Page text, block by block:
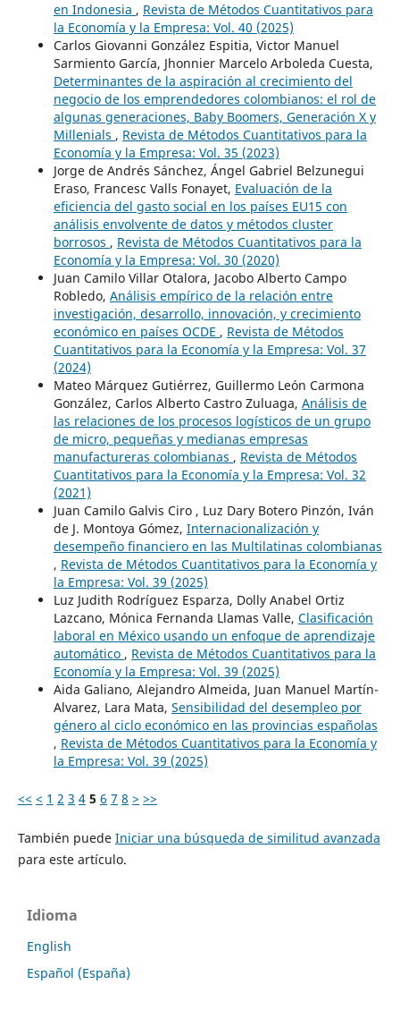
en Indonesia , Revista de Métodos Cuantitativos para
la Economía y la Empresa: Vol. 40 (2025)
Carlos Giovanni González Espitia, Victor Manuel
Sarmiento García, Jhonnier Marcelo Arboleda Cuesta,
Determinantes de la aspiración al crecimiento del
negocio de los emprendedores colombianos: el rol de
algunas generaciones, Baby Boomers, Generación X y
Millenials , Revista de Métodos Cuantitativos para la
Economía y la Empresa: Vol. 35 (2023)
Jorge de Andrés Sánchez, Ángel Gabriel Belzunegui
Eraso, Francesc Valls Fonayet, Evaluación de la
eficiencia del gasto social en los países EU15 con
análisis envolvente de datos y métodos cluster
borrosos , Revista de Métodos Cuantitativos para la
Economía y la Empresa: Vol. 30 (2020)
Juan Camilo Villar Otalora, Jacobo Alberto Campo
Robledo, Análisis empírico de la relación entre
investigación, desarrollo, innovación, y crecimiento
económico en países OCDE , Revista de Métodos
Cuantitativos para la Economía y la Empresa: Vol. 37
(2024)
Mateo Márquez Gutiérrez, Guillermo León Carmona
González, Carlos Alberto Castro Zuluaga, Análisis de
las relaciones de los procesos logísticos de un grupo
de micro, pequeñas y medianas empresas
manufactureras colombianas , Revista de Métodos
Cuantitativos para la Economía y la Empresa: Vol. 32
(2021)
Juan Camilo Galvis Ciro , Luz Dary Botero Pinzón, Iván
de J. Montoya Gómez, Internacionalización y
desempeño financiero en las Multilatinas colombianas
, Revista de Métodos Cuantitativos para la Economía y
la Empresa: Vol. 39 (2025)
Luz Judith Rodríguez Esparza, Dolly Anabel Ortiz
Lazcano, Mónica Fernanda Llamas Valle, Clasificación
laboral en México usando un enfoque de aprendizaje
automático , Revista de Métodos Cuantitativos para la
Economía y la Empresa: Vol. 39 (2025)
Aida Galiano, Alejandro Almeida, Juan Manuel Martín-
Alvarez, Lara Mata, Sensibilidad del desempleo por
género al ciclo económico en las provincias españolas
, Revista de Métodos Cuantitativos para la Economía y
la Empresa: Vol. 39 (2025)
<< < 1 2 3 4 5 6 7 8 > >>
También puede Iniciar una búsqueda de similitud avanzada
para este artículo.
Idioma
English
Español (España)